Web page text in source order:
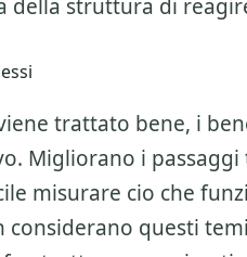
della struttura di
trattato bene, i
Migliorano i passaggi
misurare cio che
questi